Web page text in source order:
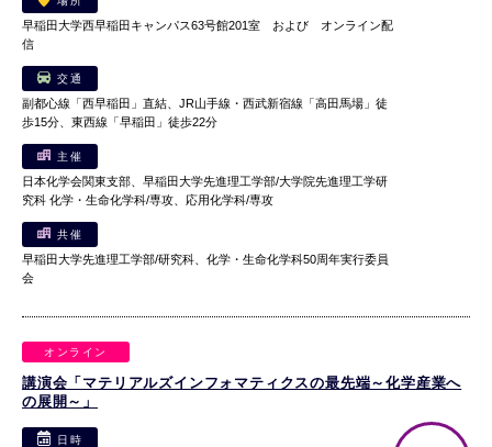
早稲田大学西早稲田キャンパス63号館201室 および オンライン配
信
交通
副都心線「西早稲田」直結、JR山手線・西武新宿線「高田馬場」徒
歩15分、東西線「早稲田」徒歩22分
主催
日本化学会関東支部、早稲田大学先進理工学部/大学院先進理工学研
究科 化学・生命化学科/専攻、応用化学科/専攻
共催
早稲田大学先進理工学部/研究科、化学・生命化学科50周年実行委員
会
オンライン
講演会「マテリアルズインフォマティクスの最先端～化学産業へ
の展開～」
日時